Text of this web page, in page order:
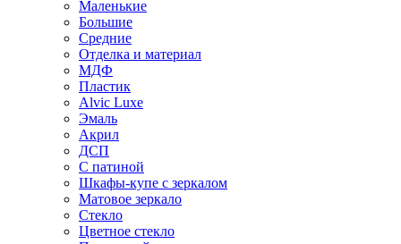
Маленькие
Большие
Средние
Отделка и материал
МДФ
Пластик
Alvic Luxe
Эмаль
Акрил
ДСП
С патиной
Шкафы-купе с зеркалом
Матовое зеркало
Стекло
Цветное стекло